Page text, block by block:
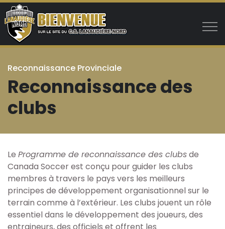
Aller au contenu principal
Club
Mission, vision et valeurs
Administration
Bottin
Reconnaissance Provinciale
Reconnaissance des
clubs
Le Programme de reconnaissance des clubsde
Canada Soccer est conçu pour guider les clubs
membres à travers le pays vers les meilleurs
principes de développement organisationnel sur le
terrain comme à l’extérieur. Les clubs jouent un rôle
essentiel dans le développement des joueurs, des